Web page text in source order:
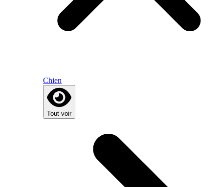
Chien
Tout voir